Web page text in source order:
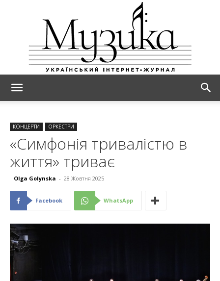
КОНЦЕРТИ ОРКЕСТРИ
«Симфонія тривалістю в
життя» триває
Olga Golynska - 28 Жовтня 2025
Facebook WhatsApp